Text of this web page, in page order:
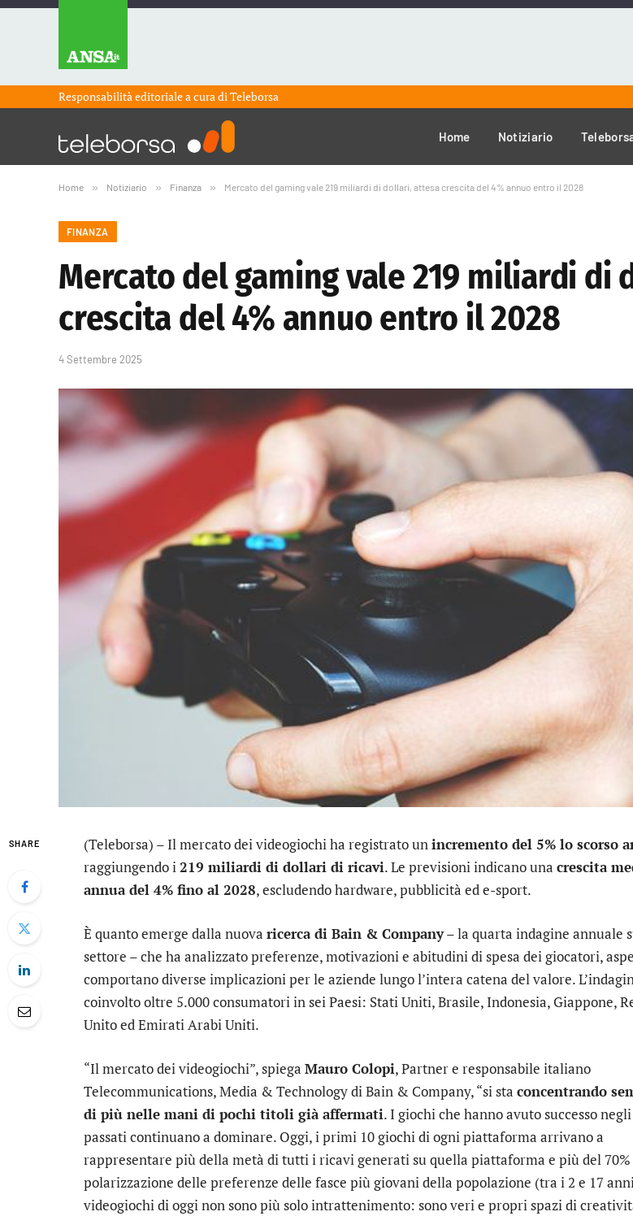
Responsabilità editoriale a cura diTeleborsa
Home Notiziario
Home » Notiziario » Finanza » Mercato del gaming vale 219 miliardi di dollari, attesa crescita del 4% annuo entro il 2028
FINANZA
Mercato del gaming vale 219 miliardi di
crescita del 4% annuo entro il 2028
4 Settembre 2025
SHARE (Teleborsa) – Il mercato dei videogiochi ha registrato unincremento del 5% lo scorso
raggiungendo i219 miliardi di dollari di ricavi. Le previsioni indicano una crescita
annua del 4% fino al 2028, escludendo hardware, pubblicità ed e-sport.
È quanto emerge dalla nuova ricerca di Bain & Company– la quarta indagine annuale
settore – che ha analizzato preferenze, motivazioni e abitudini di spesa dei giocatori,
comportano diverse implicazioni per le aziende lungo l’intera catena del valore.
coinvolto oltre 5.000 consumatori in sei Paesi: Stati Uniti, Brasile, Indonesia, Giappone,
Unito ed Emirati Arabi Uniti.
“Il mercato dei videogiochi”, spiega Mauro Colopi, Partner e responsabile italiano
Telecommunications, Media & Technology di Bain & Company, “si sta concentrando
di più nelle mani di pochi titoli già affermati. I giochi che hanno avuto successo
passati continuano a dominare. Oggi, i primi 10 giochi di ogni piattaforma arrivano a
rappresentare più della metà di tutti i ricavi generati su quella piattaforma e più del
polarizzazione delle preferenze delle fasce più giovani della popolazione (tra i 2 e 17
videogiochi di oggi non sono più solo intrattenimento: sono veri e propri spazi di